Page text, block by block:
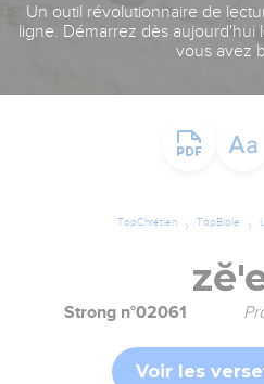
Un outil révolutionnaire de
ligne. Démarrez dès aujourd'hui
vous avez
TopChrétien TopBible
Strong n°02061
Voir les